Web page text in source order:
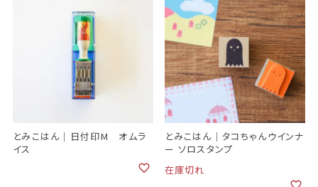
とみこはん｜日付印M オムラ
イス
とみこはん｜タコちゃんウインナ
ー ソロスタンプ
在庫切れ